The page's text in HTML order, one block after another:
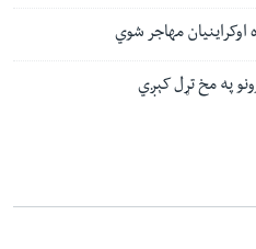
په مخ تړل کېږي